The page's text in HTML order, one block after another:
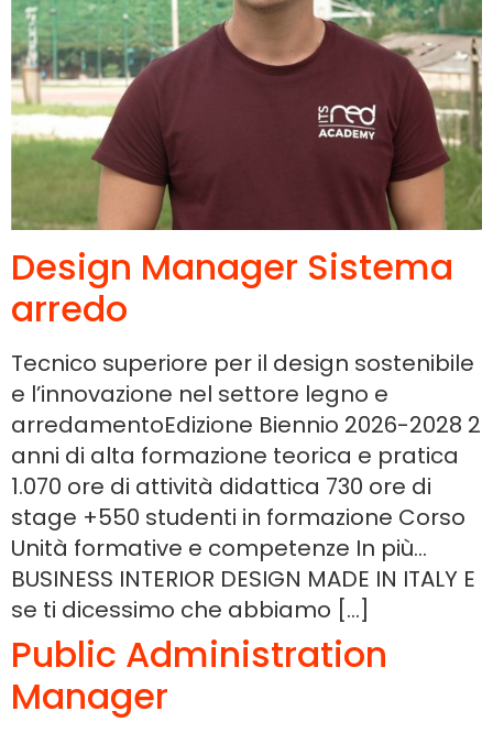
Design Manager Sistema
arredo
Tecnico superiore per il design sostenibile
e l’innovazione nel settore legno e
arredamentoEdizione Biennio 2026-2028 2
anni di alta formazione teorica e pratica
1.070 ore di attività didattica 730 ore di
stage +550 studenti in formazione Corso
Unità formative e competenze In più…
BUSINESS INTERIOR DESIGN MADE IN ITALY E
se ti dicessimo che abbiamo […]
Public Administration
Manager